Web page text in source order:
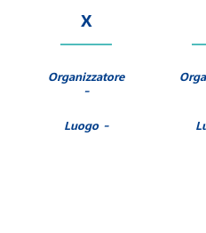
X
Organizzatore
-
Luogo -